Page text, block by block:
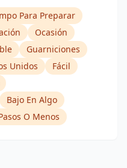
Para Preparar
Ocasión
Guarniciones
Unidos
Fácil
Bajo En Algo
O Menos